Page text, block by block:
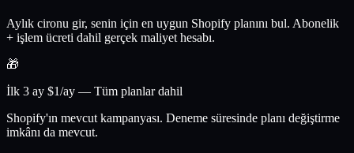
Aylık cironu gir, senin için en uygun Shopify planını bul. Abonelik
+ işlem ücreti dahil gerçek maliyet hesabı.
🎁
İlk 3 ay $1/ay — Tüm planlar dahil
Shopify'ın mevcut kampanyası. Deneme süresinde planı değiştirme
imkânı da mevcut.